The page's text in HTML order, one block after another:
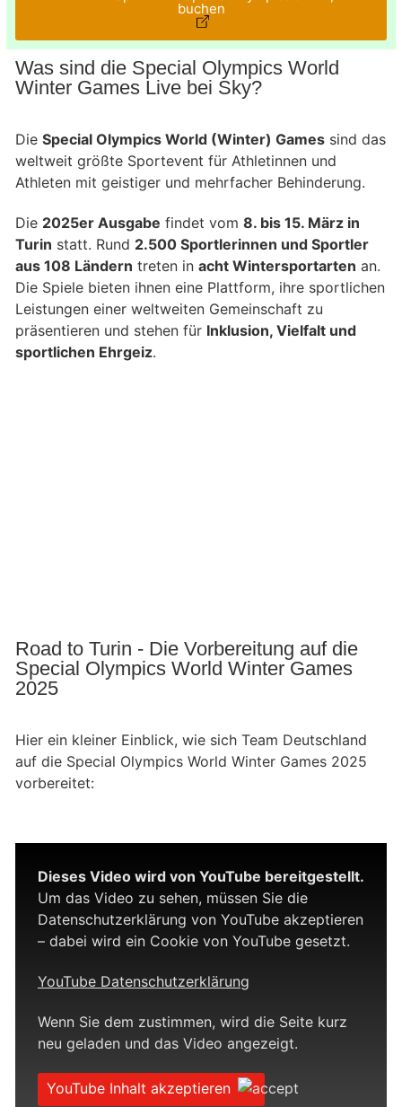
buchen
Was sind die Special Olympics World
Winter Games Live bei Sky?
Die Special Olympics World (Winter) Games sind das
weltweit größte Sportevent für Athletinnen und
Athleten mit geistiger und mehrfacher Behinderung.
Die 2025er Ausgabe findet vom 8. bis 15. März in
Turin statt. Rund 2.500 Sportlerinnen und Sportler
aus 108 Ländern treten in acht Wintersportarten an.
Die Spiele bieten ihnen eine Plattform, ihre sportlichen
Leistungen einer weltweiten Gemeinschaft zu
präsentieren und stehen für Inklusion, Vielfalt und
sportlichen Ehrgeiz.
Road to Turin - Die Vorbereitung auf die
Special Olympics World Winter Games
2025
Hier ein kleiner Einblick, wie sich Team Deutschland
auf die Special Olympics World Winter Games 2025
vorbereitet:
Dieses Video wird von YouTube bereitgestellt.
Um das Video zu sehen, müssen Sie die
Datenschutzerklärung von YouTube akzeptieren
– dabei wird ein Cookie von YouTube gesetzt.
YouTube Datenschutzerklärung
Wenn Sie dem zustimmen, wird die Seite kurz
neu geladen und das Video angezeigt.
YouTube Inhalt akzeptieren